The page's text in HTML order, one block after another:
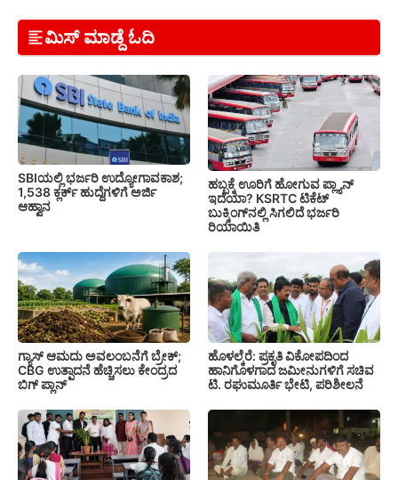
ಮಿಸ್ ಮಾಡ್ದೆ ಓದಿ
SBIಯಲ್ಲಿ ಭರ್ಜರಿ ಉದ್ಯೋಗಾವಕಾಶ;
1,538 ಕ್ಲರ್ಕ್ ಹುದ್ದೆಗಳಿಗೆ ಅರ್ಜಿ
ಆಹ್ವಾನ
ಹಬ್ಬಕ್ಕೆ ಊರಿಗೆ ಹೋಗುವ ಪ್ಲ್ಯಾನ್
ಇದೆಯಾ? KSRTC ಟಿಕೆಟ್
ಬುಕ್ಕಿಂಗ್‌ನಲ್ಲಿ ಸಿಗಲಿದೆ ಭರ್ಜರಿ
ರಿಯಾಯಿತಿ
ಗ್ಯಾಸ್ ಆಮದು ಅವಲಂಬನೆಗೆ ಬ್ರೇಕ್;
CBG ಉತ್ಪಾದನೆ ಹೆಚ್ಚಿಸಲು ಕೇಂದ್ರದ
ಬಿಗ್ ಪ್ಲಾನ್
ಹೊಳಲ್ಕೆರೆ: ಪ್ರಕೃತಿ ವಿಕೋಪದಿಂದ
ಹಾನಿಗೊಳಗಾದ ಜಮೀನುಗಳಿಗೆ ಸಚಿವ
ಟಿ. ರಘುಮೂರ್ತಿ ಭೇಟಿ, ಪರಿಶೀಲನೆ